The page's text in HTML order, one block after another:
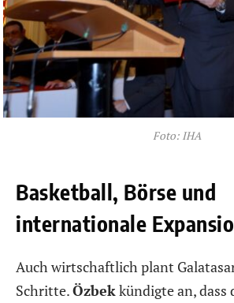
Foto: IHA
Basketball, Börse und
internationale
Auch wirtschaftlich plant
Schritte.Özbekkündigte an, dass